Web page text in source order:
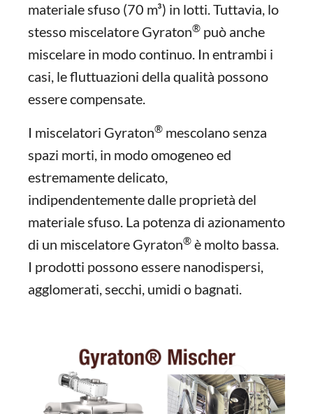
materiale sfuso (70 m³) in lotti. Tuttavia, lo
stesso miscelatore Gyraton® può anche
miscelare in modo continuo. In entrambi i
casi, le fluttuazioni della qualità possono
essere compensate.
I miscelatori Gyraton® mescolano senza
spazi morti, in modo omogeneo ed
estremamente delicato,
indipendentemente dalle proprietà del
materiale sfuso. La potenza di azionamento
di un miscelatore Gyraton® è molto bassa.
I prodotti possono essere nanodispersi,
agglomerati, secchi, umidi o bagnati.